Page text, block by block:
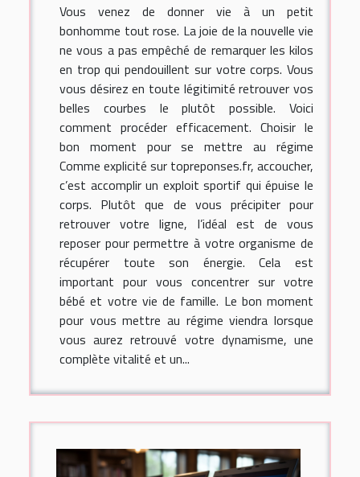
Vous venez de donner vie à un petit
bonhomme tout rose. La joie de la nouvelle vie
ne vous a pas empêché de remarquer les kilos
en trop qui pendouillent sur votre corps. Vous
vous désirez en toute légitimité retrouver vos
belles courbes le plutôt possible. Voici
comment procéder efficacement. Choisir le
bon moment pour se mettre au régime
Comme explicité sur topreponses.fr, accoucher,
c’est accomplir un exploit sportif qui épuise le
corps. Plutôt que de vous précipiter pour
retrouver votre ligne, l’idéal est de vous
reposer pour permettre à votre organisme de
récupérer toute son énergie. Cela est
important pour vous concentrer sur votre
bébé et votre vie de famille. Le bon moment
pour vous mettre au régime viendra lorsque
vous aurez retrouvé votre dynamisme, une
complète vitalité et un...